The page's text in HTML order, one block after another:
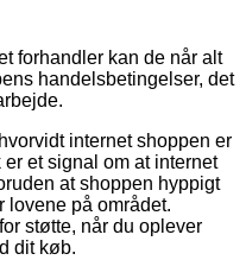
forhandler kan de når alt
handelsbetingelser, det
internet shoppen er
et signal om at internet
at shoppen hyppigt
lovene på området.
støtte, når du oplever
dit køb.